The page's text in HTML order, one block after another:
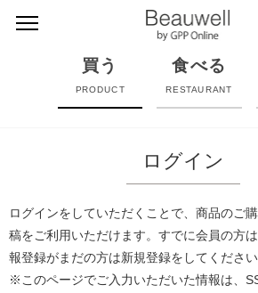
買う
PRODUCT
食べる
RESTAURANT
ログイン
ログインをしていただくことで、商品のご
稿をご利用いただけます。すでに会員の方
報登録がまだの方は新規登録をしてください
※このページでご入力いただいた情報は、